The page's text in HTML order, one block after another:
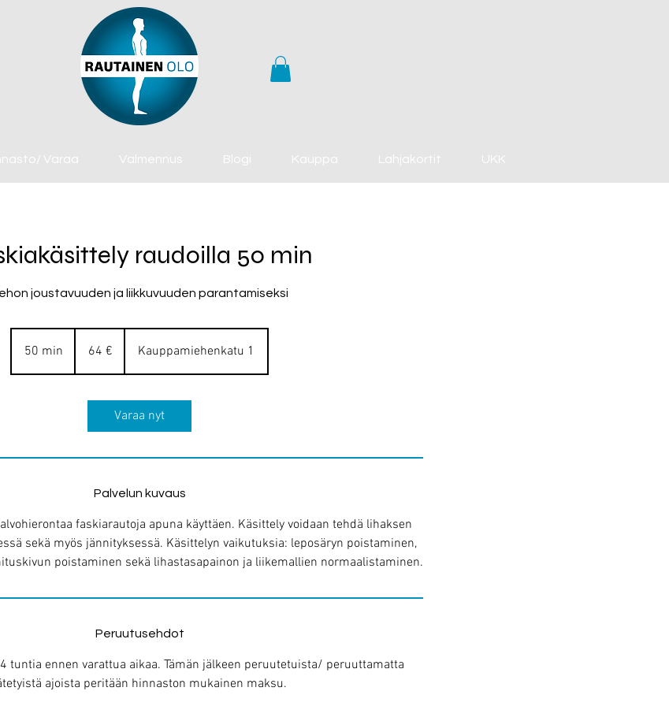
Varaa Valmennus Blogi Kauppa Lahjakortit UKK
raudoilla 50 min
joustavuuden ja liikkuvuuden parantamiseksi
50 min
0
64 € Kauppamiehenkatu 1
Varaa nyt
Palvelun kuvaus
faskiarautoja apuna käyttäen. Käsittely voidaan tehdä lihaksen
sekä myös jännityksessä. Käsittelyn vaikutuksia: leposäryn poistaminen,
poistaminen sekä lihastasapainon ja liikemallien normaalistaminen.
Peruutusehdot
tuntia ennen varattua aikaa. Tämän jälkeen peruutetuista/ peruuttamatta
ajoista peritään hinnaston mukainen maksu.